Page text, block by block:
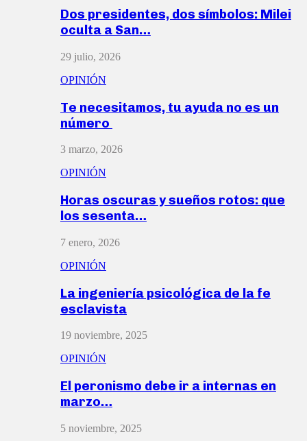
Dos presidentes, dos símbolos: Milei
oculta a San…
29 julio, 2026
OPINIÓN
Te necesitamos, tu ayuda no es un
número
3 marzo, 2026
OPINIÓN
Horas oscuras y sueños rotos: que
los sesenta…
7 enero, 2026
OPINIÓN
La ingeniería psicológica de la fe
esclavista
19 noviembre, 2025
OPINIÓN
El peronismo debe ir a internas en
marzo…
5 noviembre, 2025